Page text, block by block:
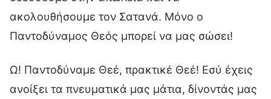
ακολουθήσουμε τον Σατανά. Μόνο ο
Παντοδύναμος Θεός μπορεί να μας σώσει!
Ω! Παντοδύναμε Θεέ, πρακτικέ Θεέ! Εσύ έχεις
ανοίξει τα πνευματικά μας μάτια, δίνοντάς μας